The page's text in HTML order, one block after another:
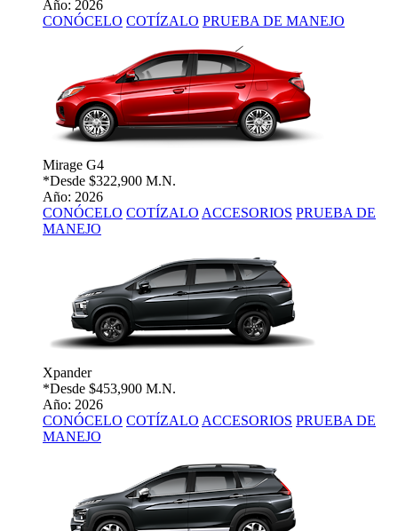
Año: 2026
CONÓCELO COTÍZALO PRUEBA DE MANEJO
Mirage G4
*Desde $322,900 M.N.
Año: 2026
CONÓCELO COTÍZALO ACCESORIOS PRUEBA DE
MANEJO
Xpander
*Desde $453,900 M.N.
Año: 2026
CONÓCELO COTÍZALO ACCESORIOS PRUEBA DE
MANEJO